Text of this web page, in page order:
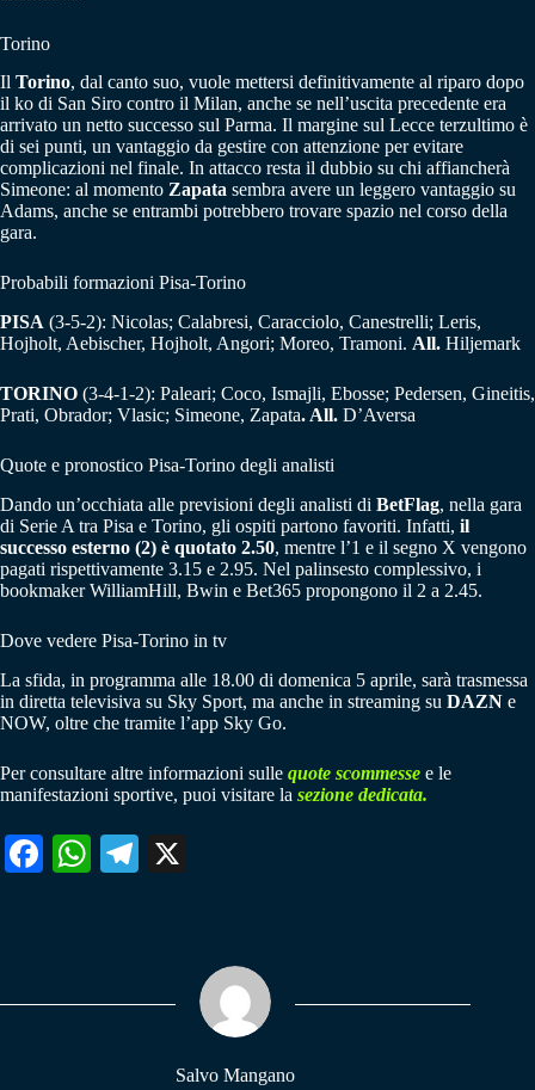
Torino
Il Torino, dal canto suo, vuole mettersi definitivamente al riparo dopo
il ko di San Siro contro il Milan, anche se nell’uscita precedente era
arrivato un netto successo sul Parma. Il margine sul Lecce terzultimo è
di sei punti, un vantaggio da gestire con attenzione per evitare
complicazioni nel finale. In attacco resta il dubbio su chi affiancherà
Simeone: al momento Zapata sembra avere un leggero vantaggio su
Adams, anche se entrambi potrebbero trovare spazio nel corso della
gara.
Probabili formazioni Pisa-Torino
PISA (3-5-2): Nicolas; Calabresi, Caracciolo, Canestrelli; Leris,
Hojholt, Aebischer, Hojholt, Angori; Moreo, Tramoni. All. Hiljemark
TORINO (3-4-1-2): Paleari; Coco, Ismajli, Ebosse; Pedersen, Gineitis,
Prati, Obrador; Vlasic; Simeone, Zapata. All. D’Aversa
Quote e pronostico Pisa-Torino degli analisti
Dando un’occhiata alle previsioni degli analisti di BetFlag, nella gara
di Serie A tra Pisa e Torino, gli ospiti partono favoriti. Infatti, il
successo esterno (2) è quotato 2.50, mentre l’1 e il segno X vengono
pagati rispettivamente 3.15 e 2.95. Nel palinsesto complessivo, i
bookmaker WilliamHill, Bwin e Bet365 propongono il 2 a 2.45.
Dove vedere Pisa-Torino in tv
La sfida, in programma alle 18.00 di domenica 5 aprile, sarà trasmessa
in diretta televisiva su Sky Sport, ma anche in streaming su DAZN e
NOW, oltre che tramite l’app Sky Go.
Per consultare altre informazioni sulle quote scommesse e le
manifestazioni sportive, puoi visitare la sezione dedicata.
Fa W
pp
Te
m
Salvo Mangano